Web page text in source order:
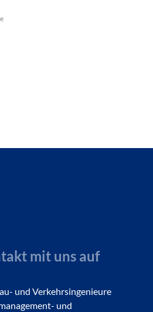
mit uns auf
und Verkehrsingenieure
und